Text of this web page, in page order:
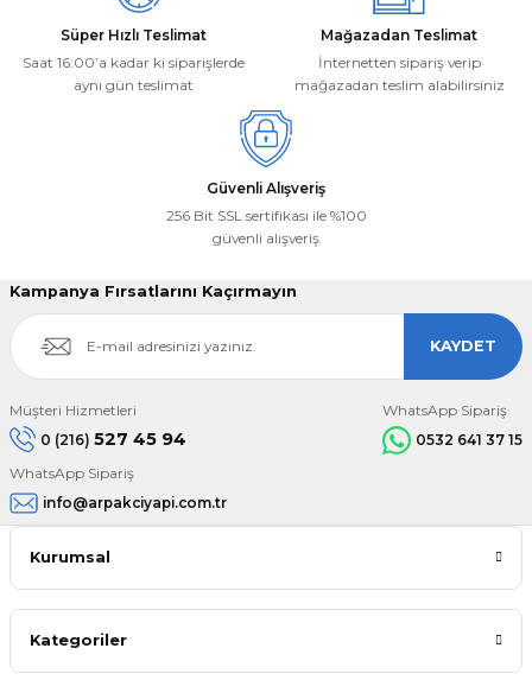
Süper Hızlı Teslimat
Saat 16:00’a kadar ki siparişlerde
aynı gün teslimat
Mağazadan Teslimat
İnternetten sipariş verip
mağazadan teslim alabilirsiniz
Güvenli Alışveriş
256 Bit SSL sertifikası ile %100
güvenli alışveriş
Kampanya Fırsatlarını Kaçırmayın
KAYDET
Müşteri Hizmetleri
0 (216) 527 45 94
WhatsApp Sipariş
0532 641 37 15
WhatsApp Sipariş
info@arpakciyapi.com.tr
Kurumsal
Kategoriler